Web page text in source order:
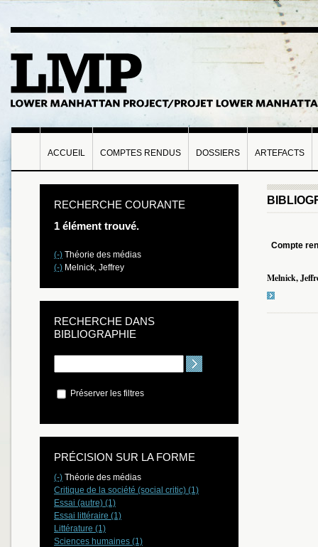
ACCUEIL COMPTES RENDUS DOSSIERS ARTEFACTS
Compte
Melnick,
RECHERCHE COURANTE
1 élément trouvé.
(-) Théorie des médias
(-) Melnick, Jeffrey
RECHERCHE DANS
BIBLIOGRAPHIE
Préserver les filtres
PRÉCISION SUR LA FORME
(-) Théorie des médias
Critique de la société (social critic) (1)
Essai (autre) (1)
Essai littéraire (1)
Littérature (1)
Sciences humaines (1)